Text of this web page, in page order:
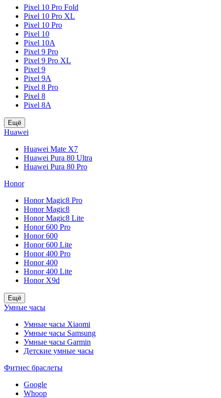
Pixel 10 Pro Fold
Pixel 10 Pro XL
Pixel 10 Pro
Pixel 10
Pixel 10A
Pixel 9 Pro
Pixel 9 Pro XL
Pixel 9
Pixel 9A
Pixel 8 Pro
Pixel 8
Pixel 8A
Ещё
Huawei
Huawei Mate X7
Huawei Pura 80 Ultra
Huawei Pura 80 Pro
Honor
Honor Magic8 Pro
Honor Magic8
Honor Magic8 Lite
Honor 600 Pro
Honor 600
Honor 600 Lite
Honor 400 Pro
Honor 400
Honor 400 Lite
Honor X9d
Ещё
Умные часы
Умные часы Xiaomi
Умные часы Samsung
Умные часы Garmin
Детские умные часы
Фитнес браслеты
Google
Whoop